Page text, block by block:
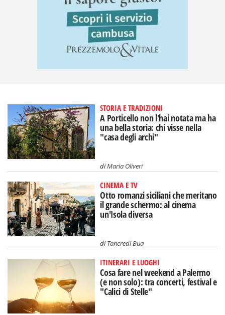
STORIA E TRADIZIONI
A Porticello non l'hai notata ma ha
una bella storia: chi visse nella
"casa degli archi"
diMaria Oliveri
CINEMA E TV
Otto romanzi siciliani che meritano
il grande schermo: al cinema
un'Isola diversa
diTancredi Bua
ITINERARI E LUOGHI
Cosa fare nel weekend a Palermo
(e non solo): tra concerti, festival e
"Calici di Stelle"